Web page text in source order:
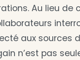
Au lieu de
aux sources
n’est pas